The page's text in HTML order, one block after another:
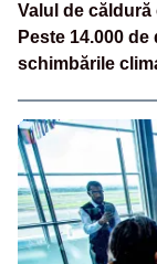
Valul de
Peste 14.000
schimbările